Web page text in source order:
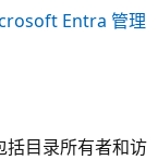
Entra 管理
括目录所有者和访